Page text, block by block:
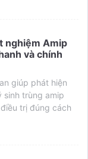
nghiệm Amip
và chính
giúp phát hiện
sinh trùng amip
trị đúng cách